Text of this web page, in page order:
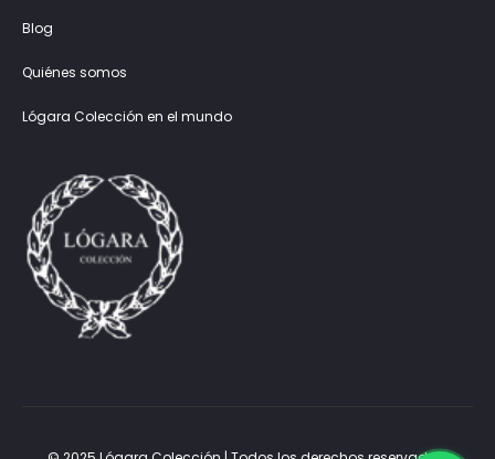
Blog
Quiénes somos
Lógara Colección en el mundo